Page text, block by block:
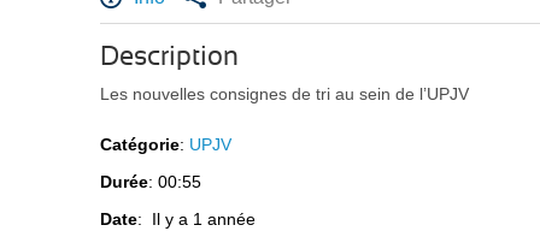
Description
Les nouvelles consignes de tri au sein de l’UPJV
Catégorie: UPJV
Durée: 00:55
Date: Il y a 1 année